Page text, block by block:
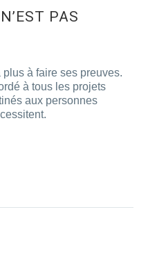
PAS
plus à faire ses preuves.
à tous les projets
aux personnes